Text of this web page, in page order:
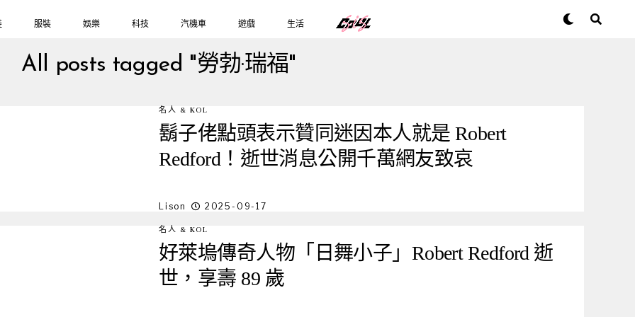
服裝 娛樂 科技 汽機車 遊戲 生活
All posts tagged "勞勃·瑞福"
名人 & KOL
鬍子佬點頭表示贊同迷因本人就是 Robert
Redford！逝世消息公開千萬網友致哀
Lison 2025-09-17
名人 & KOL
好萊塢傳奇人物「日舞小子」Robert Redford 逝
世，享壽 89 歲